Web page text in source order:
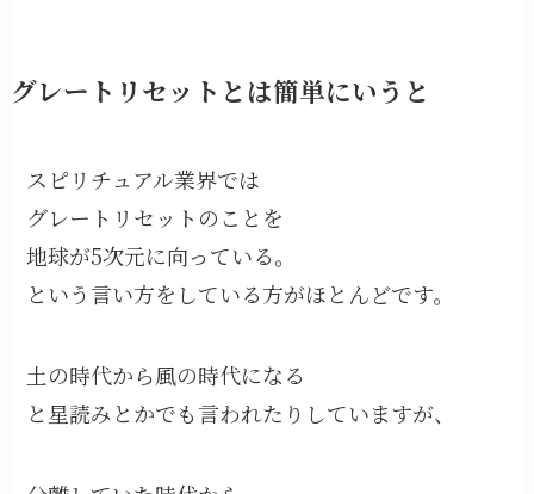
グレートリセットとは簡単にいうと
スピリチュアル業界では
グレートリセットのことを
地球が5次元に向っている。
という言い方をしている方がほとんどです。
土の時代から風の時代になる
と星読みとかでも言われたりしていますが、